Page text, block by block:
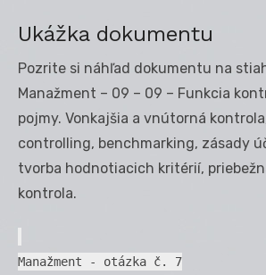
Ukážka dokumentu
Pozrite si náhľad dokumentu na
Manažment – 09 – 09 – Funkcia
pojmy. Vonkajšia a vnútorná
controlling, benchmarking, zásady
tvorba hodnotiacich kritérií,
kontrola.
Manažment - otázka č. 7